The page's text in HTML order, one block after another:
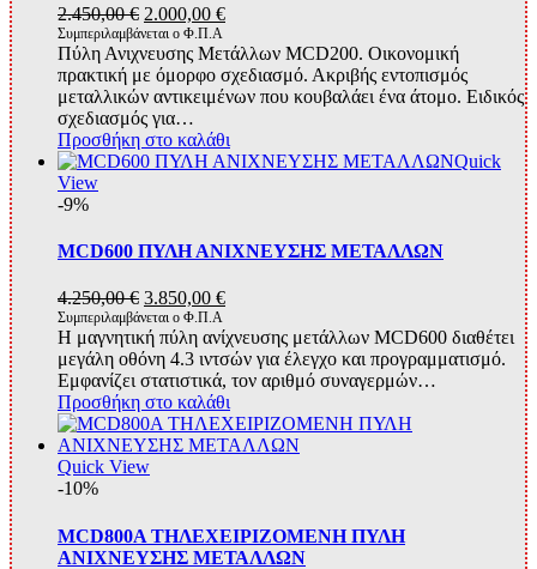
2.450,00€ Original
price
was:
2.450,00 €.
2.000,00 €Η
τιμή
είναι:
2.000,00 €.
Συμπεριλαμβάνεται ο Φ.Π.Α
Πύλη Ανιχνευσης Μετάλλων MCD200. Οικονομική
πρακτική με όμορφο σχεδιασμό. Ακριβής εντοπισμός
μεταλλικών αντικειμένων που κουβαλάει ένα άτομο. Ειδικός
σχεδιασμός για…
Προσθήκη στο καλάθι
Quick
View
-9%
MCD600 ΠΥΛΗ ΑΝΙΧΝΕΥΣΗΣ ΜΕΤΑΛΛΩΝ
4.250,00€ Original
price
was:
4.250,00 €.
3.850,00 €Η
τιμή
είναι:
3.850,00 €.
Συμπεριλαμβάνεται ο Φ.Π.Α
Η μαγνητική πύλη ανίχνευσης μετάλλων MCD600 διαθέτει
μεγάλη οθόνη 4.3 ιντσών για έλεγχο και προγραμματισμό.
Εμφανίζει στατιστικά, τον αριθμό συναγερμών…
Προσθήκη στο καλάθι
Quick View
-10%
MCD800A ΤΗΛΕΧΕΙΡΙΖΟΜΕΝΗ ΠΥΛΗ
ΑΝΙΧΝΕΥΣΗΣ ΜΕΤΑΛΛΩΝ